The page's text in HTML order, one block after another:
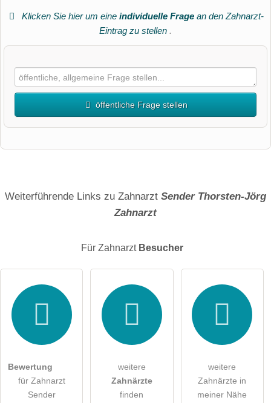
Klicken Sie hier um eine individuelle Fragean den Zahnarzt-
Eintrag zu stellen .
öffentliche Frage stellen
Hiermit akzeptiere ich die .
Die Datenschutzerklärunghabe ich zur Kenntnis genommen.
Weiterführende Links zu Zahnarzt Sender Thorsten-Jörg
Zahnarzt
Für Zahnarzt Besucher
Bewertung
für Zahnarzt
Sender
weitere
Zahnärzte
finden
weitere
Zahnärzte in
meiner Nähe